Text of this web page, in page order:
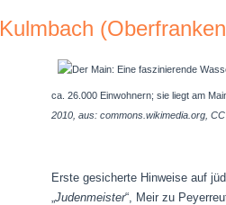
Kulmbach
ca. 26.000 Einwohnern; sie liegt am
2010, aus: commons.wikimedia.org,
Erste gesicherte Hinweise auf
„Judenmeister“, Meir zu